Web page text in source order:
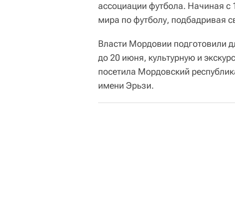
ассоциации футбола. Начиная с
мира по футболу, подбадривая
Власти Мордовии подготовили
до 20 июня, культурную и
посетила Мордовский
имени Эрьзи.